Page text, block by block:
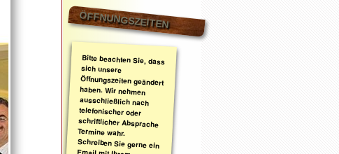
ÖFFNUNGSZEITEN
Bitte beachten Sie, dass
sich unsere
Öffnungszeiten geändert
haben. Wir nehmen
ausschließlich nach
telefonischer oder
schriftlicher Absprache
Termine wahr.
Schreiben Sie gerne ein
Email mit Ihrem